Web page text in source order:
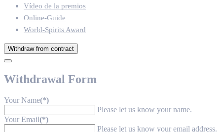
Vídeo de la premios
Online-Guide
World-Spirits Award
Withdraw from contract
Withdrawal Form
Your Name(*)
Please let us know your name.
Your Email(*)
Please let us know your email address.